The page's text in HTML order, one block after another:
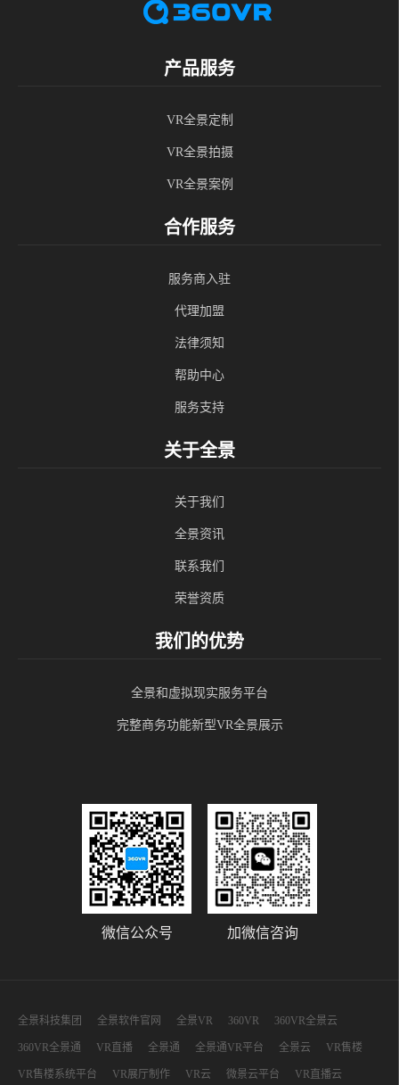
产品服务
VR全景定制
VR全景拍摄
VR全景案例
合作服务
服务商入驻
代理加盟
法律须知
帮助中心
服务支持
关于全景
关于我们
全景资讯
联系我们
荣誉资质
我们的优势
全景和虚拟现实服务平台
完整商务功能新型VR全景展示
微信公众号 加微信咨询
全景科技集团 全景软件官网 全景VR 360VR 360VR全景云
360VR全景通 VR直播 全景通 全景通VR平台 全景云 VR售楼
VR售楼系统平台 VR展厅制作 VR云 微景云平台 VR直播云